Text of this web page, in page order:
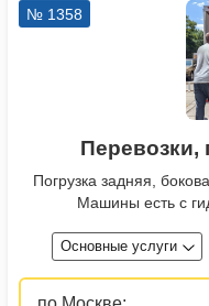
№ 1358
Перевозки,
Погрузка задняя,
Машины есть с
Основные услуги